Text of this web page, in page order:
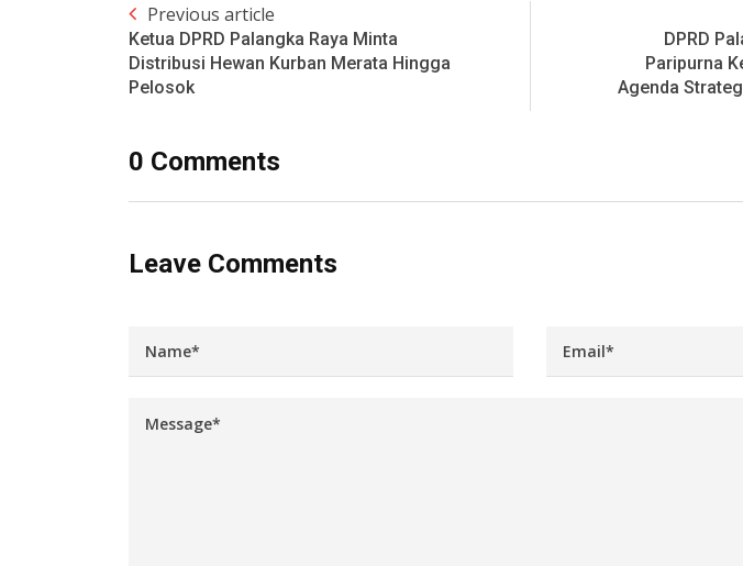
Previous article
Ketua DPRD Palangka Raya Minta
Distribusi Hewan Kurban Merata Hingga
Pelosok
DPRD
Paripurna
Agenda
0 Comments
Leave Comments